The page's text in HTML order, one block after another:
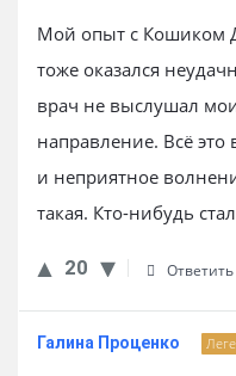
Мой опыт с Кошиком
тоже оказался
врач не выслушал
направление. Всё это
и неприятное
такая. Кто-нибудь
20 Ответить
Галина Проценко